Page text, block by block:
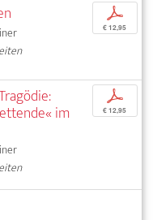
p
€ 12,95
im
p
€ 12,95